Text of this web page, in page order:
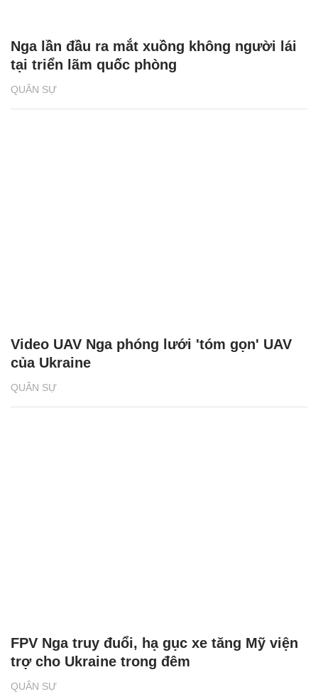
QUÂN SỰ
Nga lần đầu ra mắt xuồng không người lái
tại triển lãm quốc phòng
QUÂN SỰ
Video UAV Nga phóng lưới 'tóm gọn' UAV
của Ukraine
QUÂN SỰ
FPV Nga truy đuổi, hạ gục xe tăng Mỹ viện
trợ cho Ukraine trong đêm